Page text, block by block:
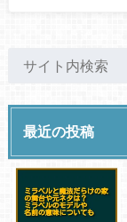
最近の投稿